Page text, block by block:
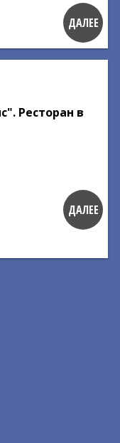
ДАЛЕЕ
Ресторан в
ДАЛЕЕ